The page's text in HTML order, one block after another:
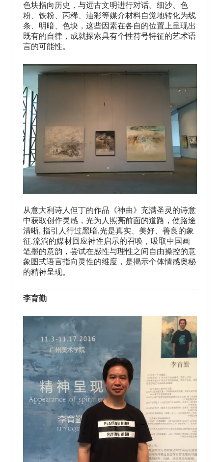
色块指向历史，与远古文明进行对话。细沙、色
粉、铁粉、丙稀、油彩等媒介材料自觉地转化为线
条、明暗、色块，这些因素在各自的位置上呈现出
既有的自律，成就探索具有个性符号特征的艺术语
言的可能性。
从意大利诗人但丁的作品《神曲》充满圣灵的诗意
中获取创作灵感，光为人照亮前面的道路，使路途
清晰, 指引人行过黑暗,光是真实、美好、善良的象
征.流淌的媒材回应神性启示的召唤，吸取中国画
笔墨的意韵，尝试在感性与理性之间自由操控的意
象图式语言指向灵性的维度，是揭示个体情感奥秘
的精神呈现。
李育勤